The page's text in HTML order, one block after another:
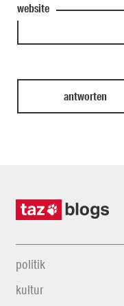
website
politik
kultur